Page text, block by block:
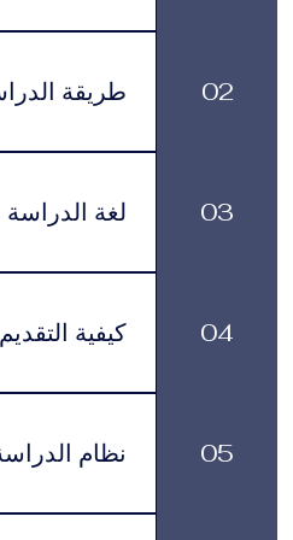
الرسوم
02 طريقة
لموافقة التأشيرة وأنظمة السفر.
03 لغة الدراسة
يتم تقديم البرنامج باللغة العربية.
04 كيفية التقديم
يمكن تقديم طلب
القبول بمساعدتك خلال جميع مراحل التقديم والتسجيل.
05 نظام
يتم تقديم